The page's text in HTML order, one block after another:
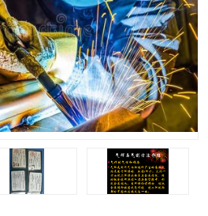
叉车技能培训
专业叉车培训
叉车操作证培训复审
焊工培训
登高证培训